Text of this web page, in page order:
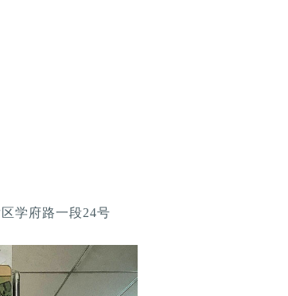
学府路一段24号